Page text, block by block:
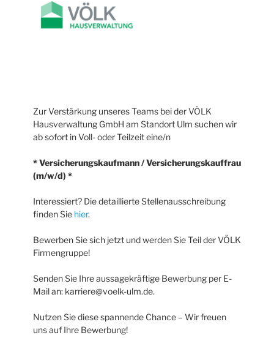
Zur Verstärkung unseres Teams bei der VÖLK
Hausverwaltung GmbH am Standort Ulm suchen wir
ab sofort in Voll- oder Teilzeit eine/n
* Versicherungskaufmann / Versicherungskauffrau
(m/w/d) *
Interessiert? Die detaillierte Stellenausschreibung
finden Sie hier.
Bewerben Sie sich jetzt und werden Sie Teil der VÖLK
Firmengruppe!
Senden Sie Ihre aussagekräftige Bewerbung per E-
Mail an: karriere@voelk-ulm.de.
Nutzen Sie diese spannende Chance – Wir freuen
uns auf Ihre Bewerbung!